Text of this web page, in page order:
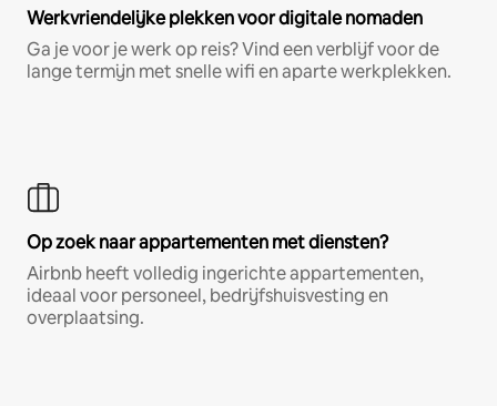
Werkvriendelijke plekken voor digitale nomaden
Ga je voor je werk op reis? Vind een verblijf voor de
lange termijn met snelle wifi en aparte werkplekken.
Op zoek naar appartementen met diensten?
Airbnb heeft volledig ingerichte appartementen,
ideaal voor personeel, bedrijfshuisvesting en
overplaatsing.